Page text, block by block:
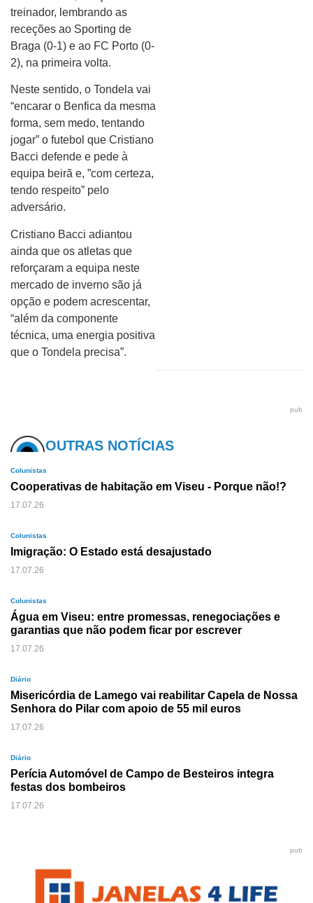
treinador, lembrando as
receções ao Sporting de
Braga (0-1) e ao FC Porto (0-
2), na primeira volta.
Neste sentido, o Tondela vai
“encarar o Benfica da mesma
forma, sem medo, tentando
jogar” o futebol que Cristiano
Bacci defende e pede à
equipa beirã e, ”com certeza,
tendo respeito” pelo
adversário.
Cristiano Bacci adiantou
ainda que os atletas que
reforçaram a equipa neste
mercado de inverno são já
opção e podem acrescentar,
“além da componente
técnica, uma energia positiva
que o Tondela precisa”.
pub
OUTRAS NOTÍCIAS
Colunistas
Cooperativas de habitação em Viseu - Porque não!?
17.07.26
Colunistas
Imigração: O Estado está desajustado
17.07.26
Colunistas
Água em Viseu: entre promessas, renegociações e
garantias que não podem ficar por escrever
17.07.26
Diário
Misericórdia de Lamego vai reabilitar Capela de Nossa
Senhora do Pilar com apoio de 55 mil euros
17.07.26
Diário
Perícia Automóvel de Campo de Besteiros integra
festas dos bombeiros
17.07.26
pub